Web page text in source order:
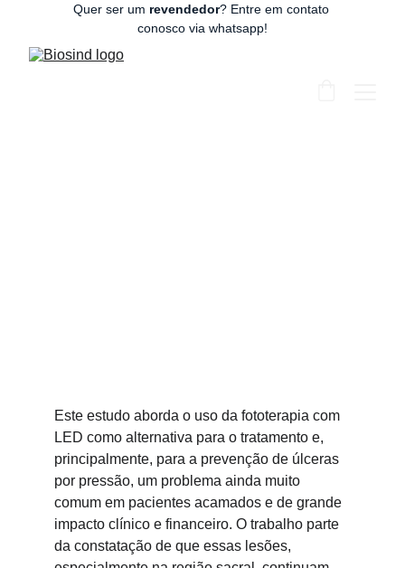
Quer ser um revendedor? Entre em contato
conosco via whatsapp!
Este estudo aborda o uso da fototerapia com
LED como alternativa para o tratamento e,
principalmente, para a prevenção de úlceras
por pressão, um problema ainda muito
comum em pacientes acamados e de grande
impacto clínico e financeiro. O trabalho parte
da constatação de que essas lesões,